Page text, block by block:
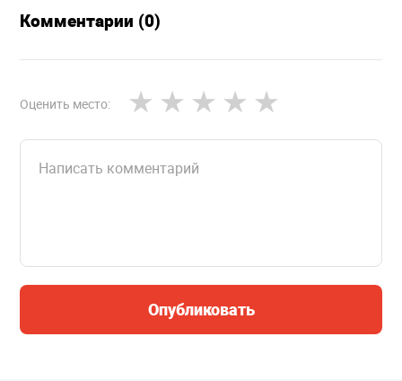
Комментарии (0)
Оценить место:
Опубликовать